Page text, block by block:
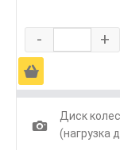
- +
Ä
1
Диск
(нагрузка